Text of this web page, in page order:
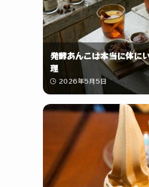
発酵あんこは本当に体に
理
2026年5月5日